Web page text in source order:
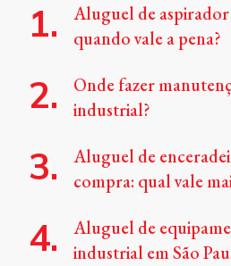
Aluguel de
quando vale a pena?
Onde fazer
industrial?
Aluguel de
compra: qual vale
Aluguel de
industrial em São